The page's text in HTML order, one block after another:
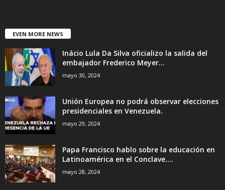
EVEN MORE NEWS
Inácio Lula Da Silva oficializo la salida del
embajador Frederico Meyer...
mayo 30, 2024
Unión Europea no podrá observar elecciones
presidenciales en Venezuela.
mayo 29, 2024
Papa Francisco hablo sobre la educación en
Latinoamérica en el Conclave....
mayo 28, 2024